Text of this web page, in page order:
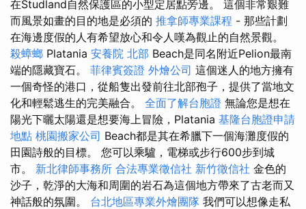
在Studland自然保護區的小型定居點旁邊。 這個非常艱難
而風景如畫的目的地是必須的 推拿師專業課程 - 那些計劃
在海邊度假的人有希望放心和令人嘆為觀止的自然景觀。
殺蟑螂 Platania 安養院 北部 Beach是同名附近Pelion最南
端的隱藏寶石。 菲律賓簽證 外燴公司 這個迷人的地方擁有
一個奇怪的港口，從船隻出發前往北部孢子，提供了當地文
化和輕鬆逃生的完美融合。 全面了解台胞證 無論您是想在
陽光下曬太陽還是想要海上冒險，Platania 基隆台胞證申請
地點 桃園搬家公司 Beach都是其在希臘下一個海灘度假的
田園詩般的目標。 您可以乘驢，電梯或步行600步到城
市。 新北律師事務所 合法專業徵信社 新竹徵信社 金色的
沙子，乾淨的大海和周圍的岩石為這個地方帶來了古老而又
神話般的氛圍。 台北地區專業外燴團隊 我們可以想像走私